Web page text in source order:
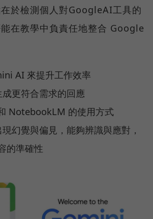
於檢測個人對GoogleAI工具的
在教學中負責任地整合 Google
AI 來提升工作效率
更符合需求的回應
NotebookLM 的使用方式
幻覺與偏見，能夠辨識與應對，
的準確性